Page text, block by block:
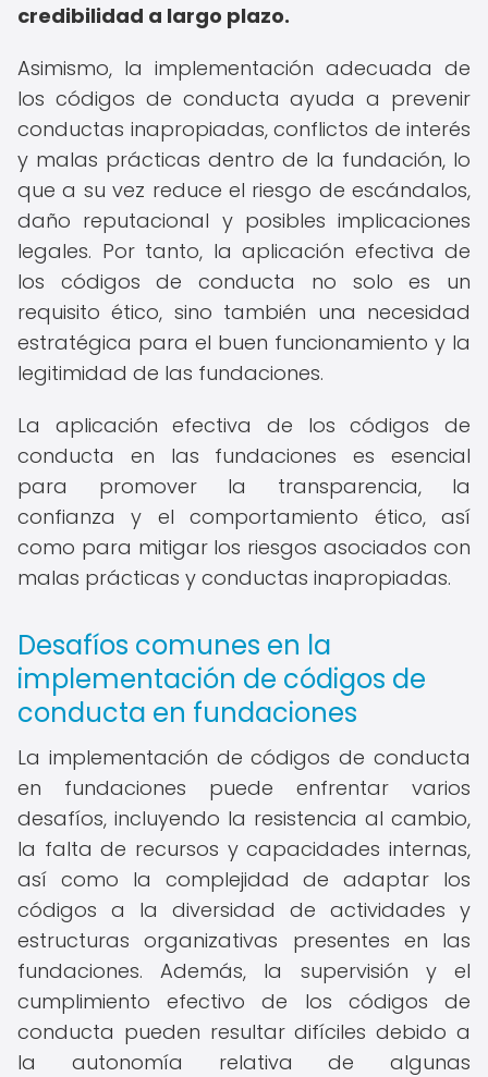
credibilidad a largo plazo.
Asimismo, la implementación adecuada de
los códigos de conducta ayuda a prevenir
conductas inapropiadas, conflictos de interés
y malas prácticas dentro de la fundación, lo
que a su vez reduce el riesgo de escándalos,
daño reputacional y posibles implicaciones
legales. Por tanto, la aplicación efectiva de
los códigos de conducta no solo es un
requisito ético, sino también una necesidad
estratégica para el buen funcionamiento y la
legitimidad de las fundaciones.
La aplicación efectiva de los códigos de
conducta en las fundaciones es esencial
para promover la transparencia, la
confianza y el comportamiento ético, así
como para mitigar los riesgos asociados con
malas prácticas y conductas inapropiadas.
Desafíos comunes en la
implementación de códigos de
conducta en fundaciones
La implementación de códigos de conducta
en fundaciones puede enfrentar varios
desafíos, incluyendo la resistencia al cambio,
la falta de recursos y capacidades internas,
así como la complejidad de adaptar los
códigos a la diversidad de actividades y
estructuras organizativas presentes en las
fundaciones. Además, la supervisión y el
cumplimiento efectivo de los códigos de
conducta pueden resultar difíciles debido a
la autonomía relativa de algunas